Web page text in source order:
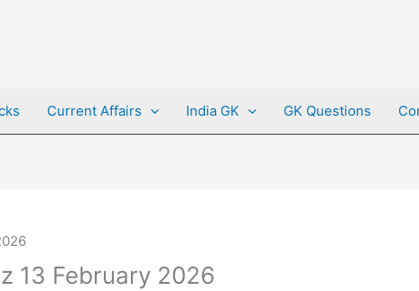
Current Affairs India GK GK Questions
13 February 2026